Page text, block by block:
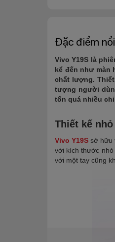
Đặc điểm
Vivo Y19S là
kể đến như màn
chất lượng.
tượng người
tốn quá nhiều
Thiết kế
Vivo Y19S sở hữu
với kích thước nhỏ
với một tay cũng